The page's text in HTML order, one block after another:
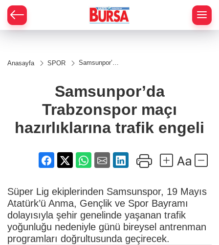
Anasayfa SPOR
Samsunpor’da
trafik engeli
Samsunpor’da
Trabzonspor maçı
hazırlıklarına trafik engeli
Süper Lig ekiplerinden Samsunspor, 19 Mayıs
Atatürk’ü Anma, Gençlik ve Spor Bayramı
dolayısıyla şehir genelinde yaşanan trafik
yoğunluğu nedeniyle günü bireysel antrenman
programları doğrultusunda geçirecek.